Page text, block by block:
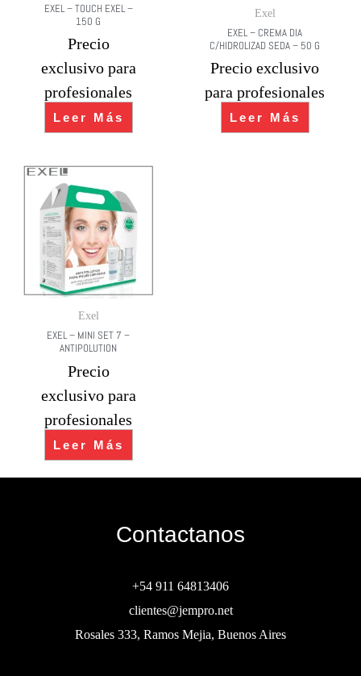
EXEL – TOUCH EXEL –
150 G
Precio
exclusivo para
profesionales
Leer Más
Exel
EXEL – CREMA DIA
C/HIDROLIZAD SEDA – 50 G
Precio exclusivo
para profesionales
Leer Más
Exel
EXEL – MINI SET 7 –
ANTIPOLUTION
Precio
exclusivo para
profesionales
Leer Más
Contactanos
+54 911 64813406
clientes@jempro.net
Rosales 333, Ramos Mejia, Buenos Aires